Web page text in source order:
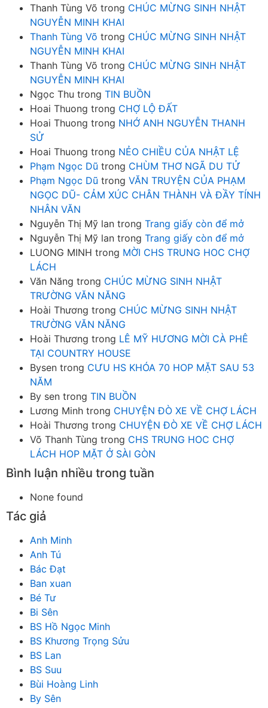
Thanh Tùng Võ trong CHÚC MỪNG SINH NHẬT
NGUYỄN MINH KHAI
Thanh Tùng Võ trong CHÚC MỪNG SINH NHẬT
NGUYỄN MINH KHAI
Thanh Tùng Võ trong CHÚC MỪNG SINH NHẬT
NGUYỄN MINH KHAI
Ngọc Thu trong TIN BUỒN
Hoai Thuong trong CHỢ LỘ ĐẤT
Hoai Thuong trong NHỚ ANH NGUYỄN THANH
SỬ
Hoai Thuong trong NẺO CHIỀU CỦA NHẬT LỆ
Phạm Ngọc Dũ trong CHÙM THƠ NGÃ DU TỬ
Phạm Ngọc Dũ trong VĂN TRUYỆN CỦA PHẠM
NGỌC DŨ- CẢM XÚC CHÂN THÀNH VÀ ĐẦY TÍNH
NHÂN VĂN
Nguyễn Thị Mỹ lan trong Trang giấy còn để mở
Nguyễn Thị Mỹ lan trong Trang giấy còn để mở
LUONG MINH trong MỜI CHS TRUNG HOC CHỢ
LÁCH
Văn Năng trong CHÚC MỪNG SINH NHẬT
TRƯỜNG VĂN NĂNG
Hoài Thương trong CHÚC MỪNG SINH NHẬT
TRƯỜNG VĂN NĂNG
Hoài Thương trong LÊ MỸ HƯƠNG MỜI CÀ PHÊ
TẠI COUNTRY HOUSE
Bysen trong CƯU HS KHÓA 70 HOP MẶT SAU 53
NĂM
By sen trong TIN BUỒN
Lương Minh trong CHUYỆN ĐÒ XE VỀ CHỢ LÁCH
Hoài Thương trong CHUYỆN ĐÒ XE VỀ CHỢ LÁCH
Võ Thanh Tùng trong CHS TRUNG HOC CHỢ
LÁCH HOP MẶT Ở SÀI GÒN
Bình luận nhiều trong tuần
None found
Tác giả
Anh Minh
Anh Tú
Bác Đạt
Ban xuan
Bé Tư
Bi Sên
BS Hồ Ngọc Minh
BS Khương Trọng Sửu
BS Lan
BS Suu
Bùi Hoàng Linh
By Sên